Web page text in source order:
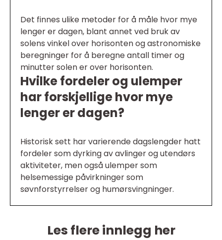
Det finnes ulike metoder for å måle hvor mye
lenger er dagen, blant annet ved bruk av
solens vinkel over horisonten og astronomiske
beregninger for å beregne antall timer og
minutter solen er over horisonten.
Hvilke fordeler og ulemper
har forskjellige hvor mye
lenger er dagen?
Historisk sett har varierende dagslengder hatt
fordeler som dyrking av avlinger og utendørs
aktiviteter, men også ulemper som
helsemessige påvirkninger som
søvnforstyrrelser og humørsvingninger.
Les flere innlegg her